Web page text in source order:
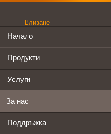
Влизане
Начало
Продукти
Услуги
За нас
Поддръжка